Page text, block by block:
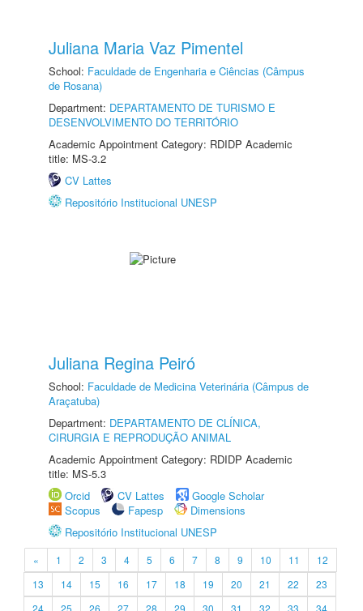
Juliana Maria Vaz Pimentel
School: Faculdade de Engenharia e Ciências (Câmpus
de Rosana)
Department: DEPARTAMENTO DE TURISMO E
DESENVOLVIMENTO DO TERRITÓRIO
Academic Appointment Category: RDIDP Academic
title: MS-3.2
CV Lattes
Repositório Institucional UNESP
Juliana Regina Peiró
School: Faculdade de Medicina Veterinária (Câmpus de
Araçatuba)
Department: DEPARTAMENTO DE CLÍNICA,
CIRURGIA E REPRODUÇÃO ANIMAL
Academic Appointment Category: RDIDP Academic
title: MS-5.3
Orcid
CV Lattes
Google Scholar
Scopus
Fapesp
Dimensions
Repositório Institucional UNESP
« 1 2 3 4 5 6 7 8 9 10 11
12
13
14 15 16 17 18 19 20 21 22
23
24
25 26 27 28 29 30 31 32 33
34